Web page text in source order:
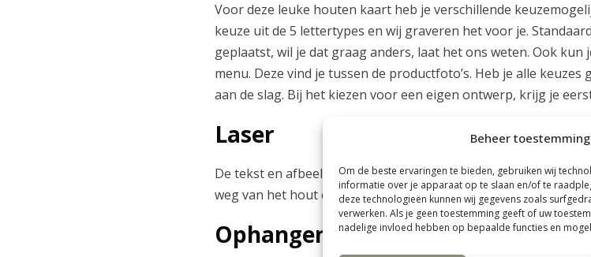
Beheer toestemming
Om de beste ervaringen te bieden, gebruiken wij
informatie over je apparaat op te slaan en/of te
deze technologieën kunnen wij gegevens zoals
verwerken. Als je geen toestemming geeft of uw
nadelige invloed hebben op bepaalde functies en
Voor deze leuke houten kaart heb je verschillende
keuze uit de 5 lettertypes en wij graveren het voor je.
geplaatst, wil je dat graag anders, laat het ons weten. Ook
menu. Deze vind je tussen de productfoto’s. Heb je alle
aan de slag. Bij het kiezen voor een eigen ontwerp, krijg je
Laser
De tekst en afbeelding worden door onze laser super
weg van het hout en geeft het een mooie donkerdere
Ophangen